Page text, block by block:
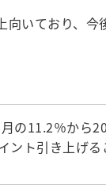
向いており、今
の11.2％から
ント引き上げ